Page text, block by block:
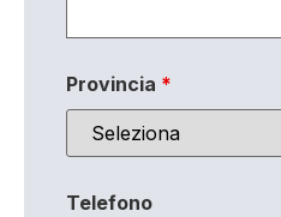
Provincia *
Telefono